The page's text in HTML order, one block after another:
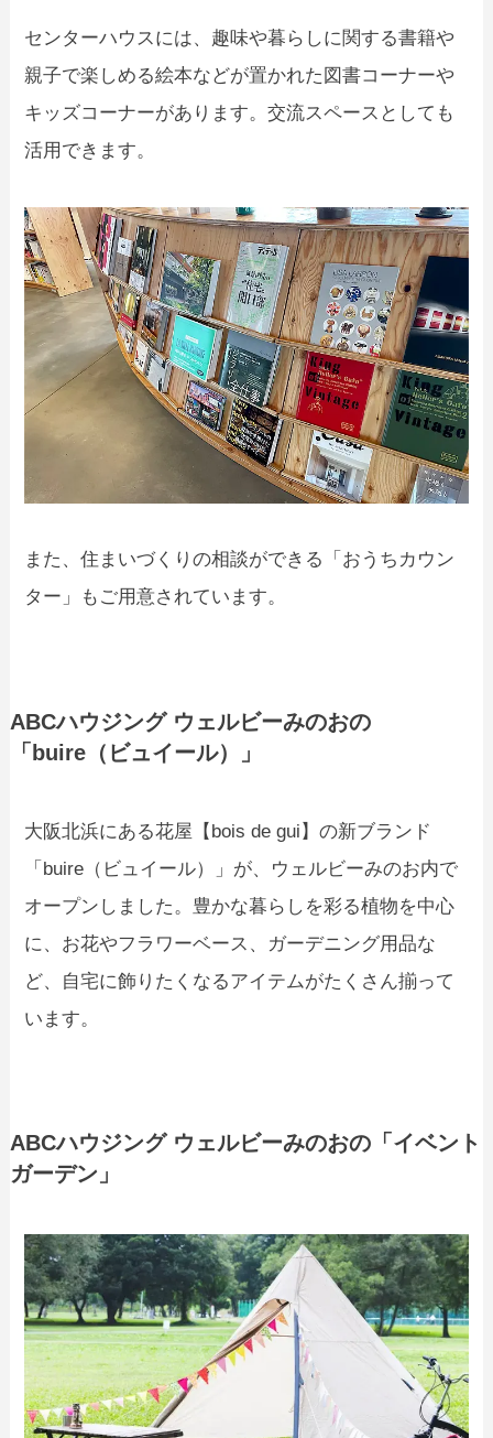
センターハウスには、趣味や暮らしに関する書籍や
親子で楽しめる絵本などが置かれた図書コーナーや
キッズコーナーがあります。交流スペースとしても
活用できます。
また、住まいづくりの相談ができる「おうちカウン
ター」もご用意されています。
ABCハウジング ウェルビーみのおの
「buire（ビュイール）」
大阪北浜にある花屋【bois de gui】の新ブランド
「buire（ビュイール）」が、ウェルビーみのお内で
オープンしました。豊かな暮らしを彩る植物を中心
に、お花やフラワーベース、ガーデニング用品な
ど、自宅に飾りたくなるアイテムがたくさん揃って
います。
ABCハウジング ウェルビーみのおの「イベント
ガーデン」